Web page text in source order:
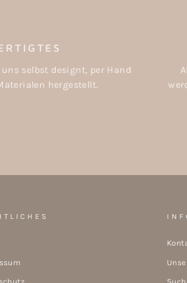
selbst designt, per Hand
hergestellt.